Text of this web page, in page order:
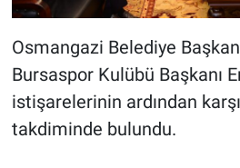
Osmangazi Belediye
Bursaspor Kulübü Başkanı
istişarelerinin ardından
takdiminde bulundu.